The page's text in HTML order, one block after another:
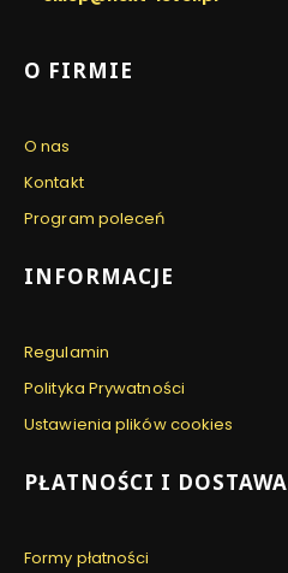
Linki w stopce
O FIRMIE
O nas
Kontakt
Program poleceń
INFORMACJE
Regulamin
Polityka Prywatności
Ustawienia plików cookies
PŁATNOŚCI I DOSTAWA
Formy płatności